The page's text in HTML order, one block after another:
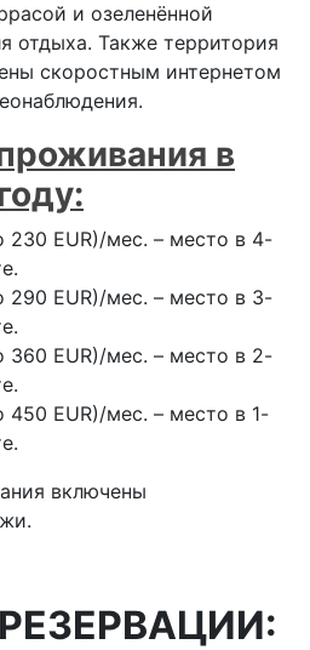
и озеленённой
отдыха. Также территория
скоростным интернетом
в
230 EUR)/мес. – место в 4-
290 EUR)/мес. – место в 3-
360 EUR)/мес. – место в 2-
450 EUR)/мес. – место в 1-
включены